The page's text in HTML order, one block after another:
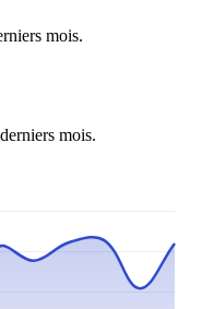
mois.
mois.